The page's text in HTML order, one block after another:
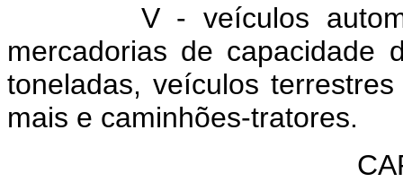
V - veículos
mercadorias de capacidade
toneladas, veículos
mais e caminhões-tratores.